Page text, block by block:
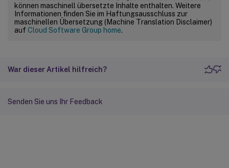
können maschinell übersetzte Inhalte enthalten. Weitere
Informationen finden Sie im Haftungsausschluss zur
maschinellen Übersetzung (Machine Translation Disclaimer)
auf Cloud Software Group home.
War dieser Artikel hilfreich?
Senden Sie uns Ihr Feedback